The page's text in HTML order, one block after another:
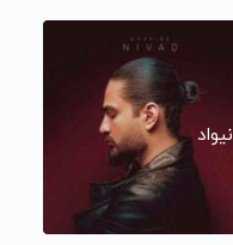
نیواد